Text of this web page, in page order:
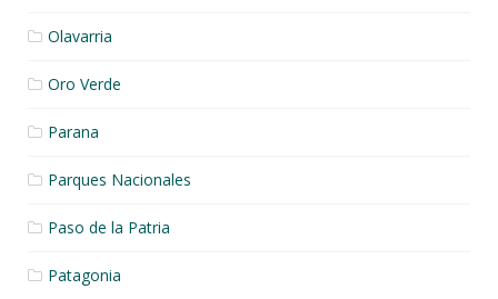
Olavarria
Oro Verde
Parana
Parques Nacionales
Paso de la Patria
Patagonia